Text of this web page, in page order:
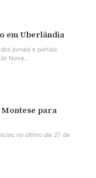
em Uberlândia
jornais e portais
Nova...
para
no último dia 27 de